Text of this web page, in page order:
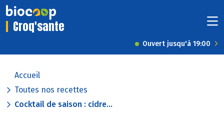
Croq'sante
Ouvert jusqu'à 19:00
Accueil
Toutes nos recettes
Cocktail de saison : cidre...